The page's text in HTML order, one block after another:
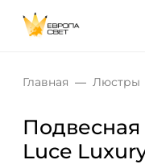
Главная Люстры
Luce